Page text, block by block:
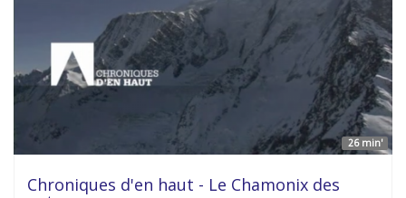
26 min'
Chroniques d'en haut - Le Chamonix des